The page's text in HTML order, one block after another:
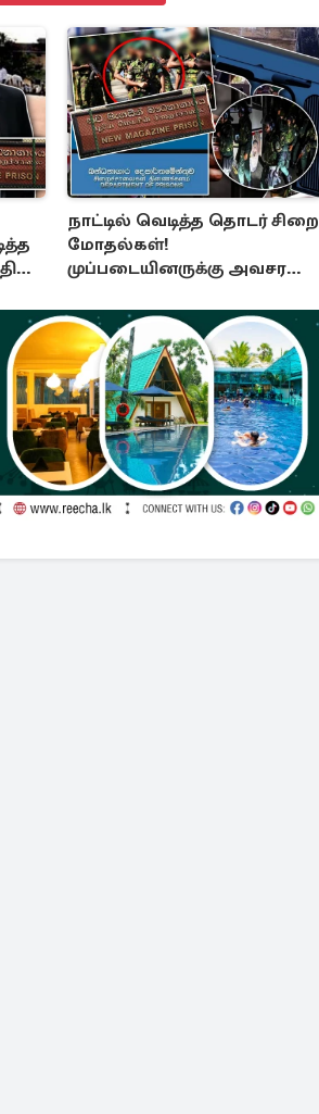
நாட்டில் வெடித்த தொடர் சிறை
மோதல்கள்!
முப்படையினருக்கு அவசர